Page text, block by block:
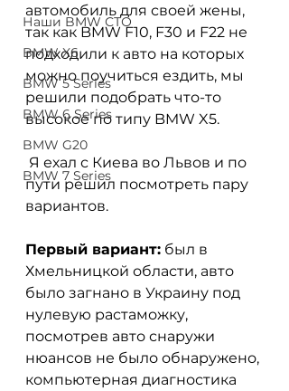
Наши BMW СТО
BMW X6
BMW 5 Series
BMW 6 Series
BMW G20
BMW 7 Series
автомобиль для своей жены,
так как BMW F10, F30 и F22 не
подходили к авто на которых
можно поучиться ездить, мы
решили подобрать что-то
высокое по типу BMW X5.
Я ехал с Киева во Львов и по
пути решил посмотреть пару
вариантов.
Первый вариант: был в
Хмельницкой области, авто
было загнано в Украину под
нулевую растаможку,
посмотрев авто снаружи
нюансов не было обнаружено,
компьютерная диагностика